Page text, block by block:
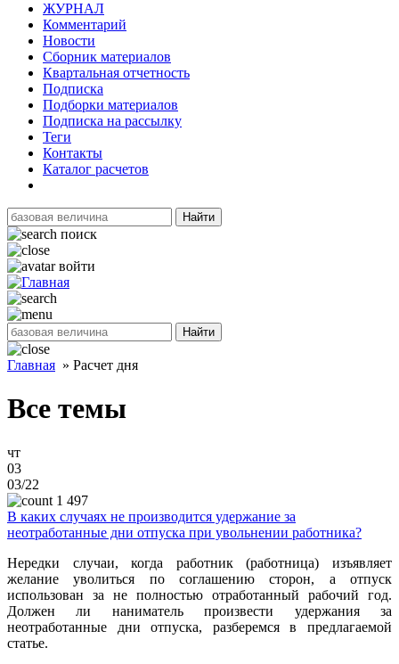
ЖУРНАЛ
Комментарий
Новости
Сборник материалов
Квартальная отчетность
Подписка
Подборки материалов
Подписка на рассылку
Теги
Контакты
Каталог расчетов
Найти
поиск
войти
Найти
Главная » Расчет дня
Все темы
чт
03
03/22
1 497
В каких случаях не производится удержание за
неотработанные дни отпуска при увольнении работника?
Нередки случаи, когда работник (работница) изъявляет
желание уволиться по соглашению сторон, а отпуск
использован за не полностью отработанный рабочий год.
Должен ли наниматель произвести удержания за
неотработанные дни отпуска, разберемся в предлагаемой
статье.